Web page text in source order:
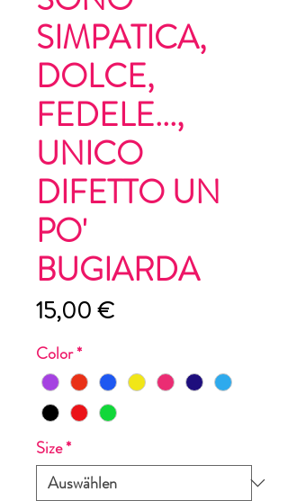
SIMPATICA,
DOLCE,
FEDELE...,
UNICO
DIFETTO UN
PO'
BUGIARDA
15,00 €Preis
Color*
Size*